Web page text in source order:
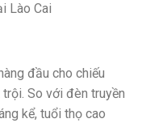
Lào Cai
đầu cho chiếu
So với đèn truyền
kể, tuổi thọ cao